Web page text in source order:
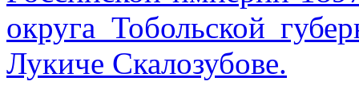
округа Тобольской
Лукиче Скалозубове.